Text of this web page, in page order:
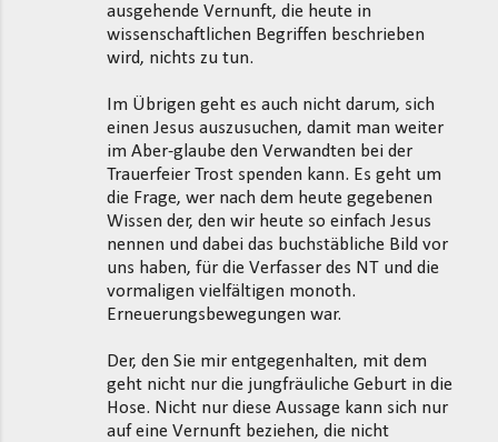
ausgehende Vernunft, die heute in
wissenschaftlichen Begriffen beschrieben
wird, nichts zu tun.
Im Übrigen geht es auch nicht darum, sich
einen Jesus auszusuchen, damit man weiter
im Aber-glaube den Verwandten bei der
Trauerfeier Trost spenden kann. Es geht um
die Frage, wer nach dem heute gegebenen
Wissen der, den wir heute so einfach Jesus
nennen und dabei das buchstäbliche Bild vor
uns haben, für die Verfasser des NT und die
vormaligen vielfältigen monoth.
Erneuerungsbewegungen war.
Der, den Sie mir entgegenhalten, mit dem
geht nicht nur die jungfräuliche Geburt in die
Hose. Nicht nur diese Aussage kann sich nur
auf eine Vernunft beziehen, die nicht